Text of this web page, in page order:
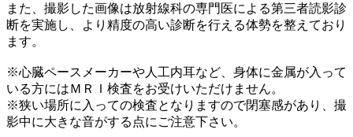
また、撮影した画像は放射線科の専門医による第三者読影診
断を実施し、より精度の高い診断を行える体勢を整えており
ます。
※心臓ペースメーカーや人工内耳など、身体に金属が入って
いる方にはＭＲＩ検査をお受けいただけません。
※狭い場所に入っての検査となりますので閉塞感があり、撮
影中に大きな音がする点にご注意下さい。